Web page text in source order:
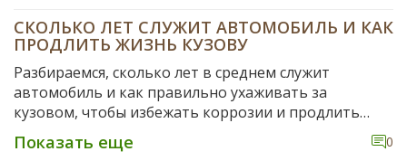
СКОЛЬКО ЛЕТ СЛУЖИТ АВТОМОБИЛЬ И КАК
ПРОДЛИТЬ ЖИЗНЬ КУЗОВУ
Разбираемся, сколько лет в среднем служит
автомобиль и как правильно ухаживать за
кузовом, чтобы избежать коррозии и продлить
жизнь машине на десятилетия.
Показать еще 0